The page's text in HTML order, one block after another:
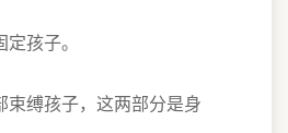
孩子。
束缚孩子，这两部分是身